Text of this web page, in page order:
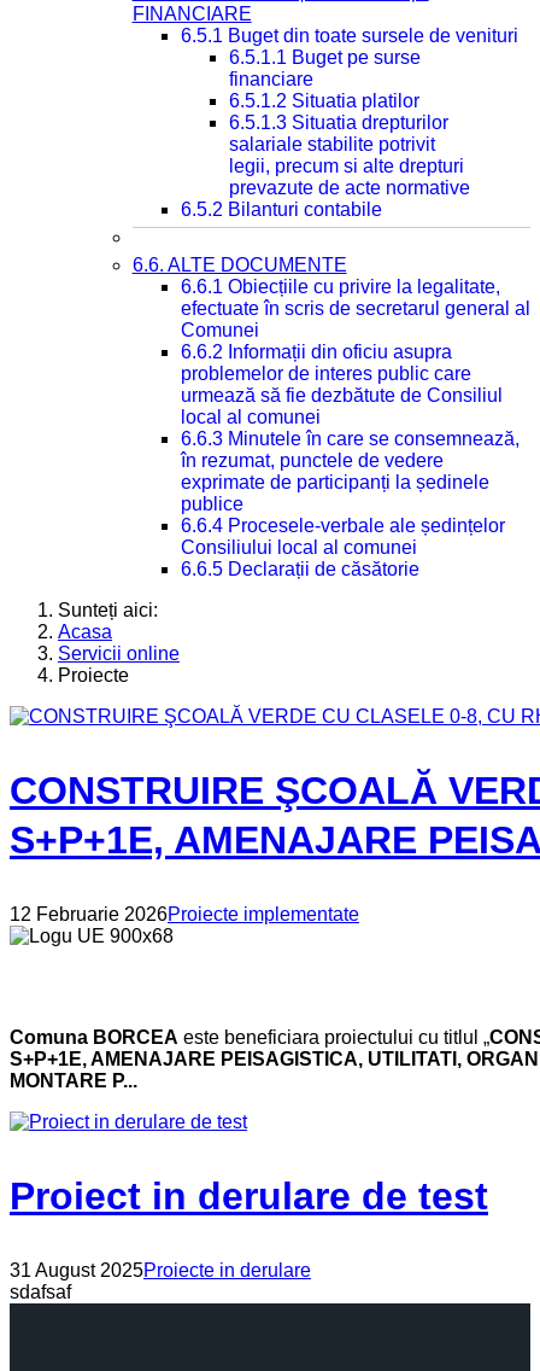
FINANCIARE
6.5.1 Buget din toate sursele de venituri
6.5.1.1 Buget pe surse
financiare
6.5.1.2 Situatia platilor
6.5.1.3 Situatia drepturilor
salariale stabilite potrivit
legii, precum si alte drepturi
prevazute de acte normative
6.5.2 Bilanturi contabile
6.6. ALTE DOCUMENTE
6.6.1 Obiecțiile cu privire la legalitate,
efectuate în scris de secretarul general al
Comunei
6.6.2 Informații din oficiu asupra
problemelor de interes public care
urmează să fie dezbătute de Consiliul
local al comunei
6.6.3 Minutele în care se consemnează,
în rezumat, punctele de vedere
exprimate de participanți la ședinele
publice
6.6.4 Procesele-verbale ale ședințelor
Consiliului local al comunei
6.6.5 Declarații de căsătorie
Sunteți aici:
Acasa
Servicii online
Proiecte
CONSTRUIRE ŞCOALĂ
S+P+1E, AMENAJARE
12 Februarie 2026Proiecte implementate
Comuna BORCEA este beneficiara proiectului cu titlul „
S+P+1E, AMENAJARE PEISAGISTICA, UTILITATI,
MONTARE P...
Proiect in derulare de test
31 August 2025Proiecte in derulare
sdafsaf